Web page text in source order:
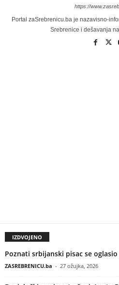
https://
Portal zaSrebrenicu.ba je nazavisno-
Srebrenice i dešavanja
IZDVOJENO
Poznati srbijanski pisac se
ZASREBRENICU.ba - 27 ožujka, 2026